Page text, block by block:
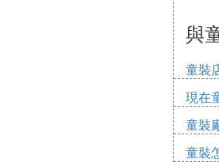
與
童裝
現在
童裝
童裝